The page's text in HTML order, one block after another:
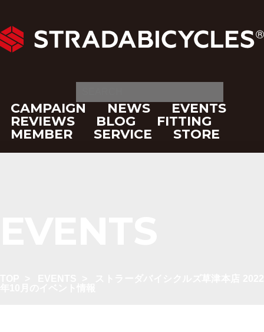
CAMPAIGN NEWS
EVENTS
REVIEWS
BLOG
FITTING
MEMBER
SERVICE STORE